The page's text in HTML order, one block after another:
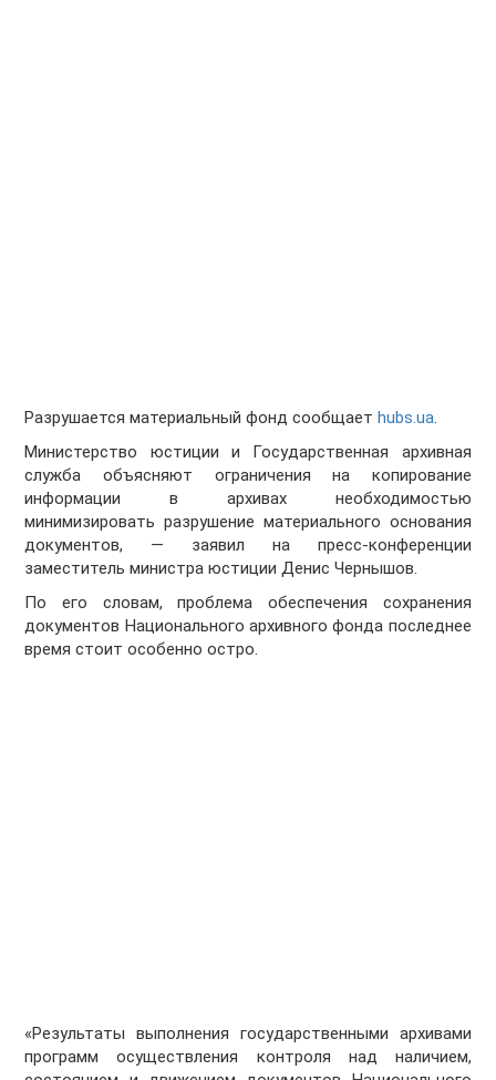
Разрушается материальный фонд сообщаетhubs.ua.
Министерство юстиции и Государственная архивная
служба объясняют ограничения на копирование
информации в архивах необходимостью
минимизировать разрушение материального основания
документов, — заявил на пресс-конференции
заместитель министра юстиции Денис Чернышов.
По его словам, проблема обеспечения сохранения
документов Национального архивного фонда последнее
время стоит особенно остро.
«Результаты выполнения государственными архивами
программ осуществления контроля над наличием,